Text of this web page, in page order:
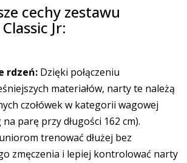
cechy zestawu
Jr:
rdzeń: Dzięki połączeniu
materiałów, narty te należą
czołówek w kategorii wagowej
parę przy długości 162 cm).
trenować dłużej bez
zmęczenia i lepiej kontrolować narty